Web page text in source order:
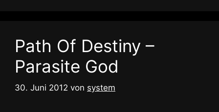
Path Of Destiny –
Parasite God
30. Juni 2012 von system